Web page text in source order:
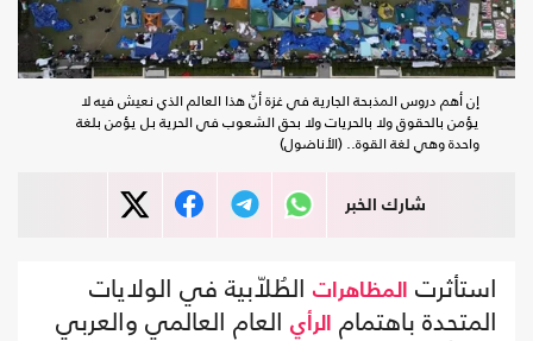
إن أهم دروس المذبحة الجارية في غزة أنّ هذا العالم الذي نعيش فيه لا
يؤمن بالحقوق ولا بالحريات ولا بحق الشعوب في الحرية بل يؤمن بلغة
واحدة وهي لغة القوة.. (الأناضول)
شارك الخبر
استأثرت المظاهرات الطُلاّبية في الولايات
المتحدة باهتمام
الرأي العام العالمي والعربي